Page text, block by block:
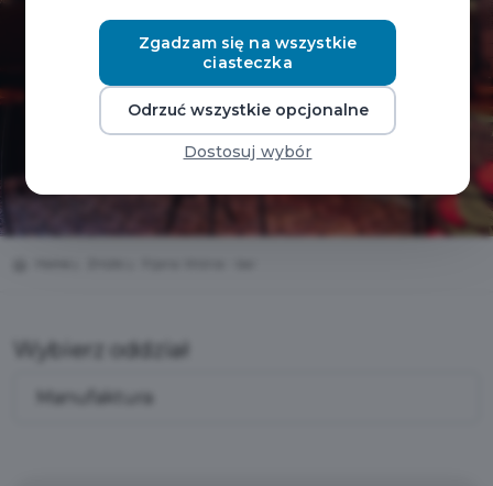
Wybierz oddział
Zgadzam się na wszystkie
ciasteczka
Odrzuć wszystkie opcjonalne
Dostosuj wybór